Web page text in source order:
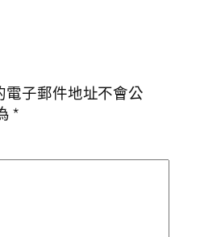
子郵件地址不會公
*